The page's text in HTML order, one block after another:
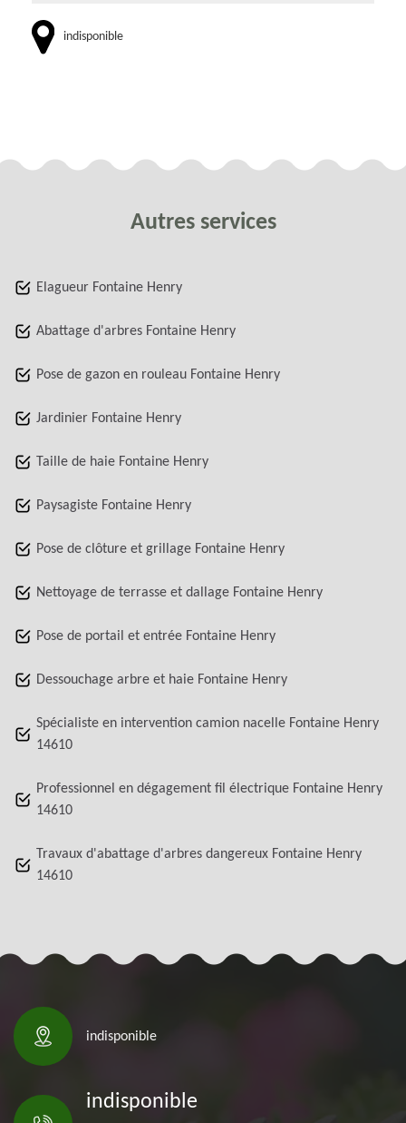
indisponible
Autres services
Elagueur Fontaine Henry
Abattage d'arbres Fontaine Henry
Pose de gazon en rouleau Fontaine Henry
Jardinier Fontaine Henry
Taille de haie Fontaine Henry
Paysagiste Fontaine Henry
Pose de clôture et grillage Fontaine Henry
Nettoyage de terrasse et dallage Fontaine Henry
Pose de portail et entrée Fontaine Henry
Dessouchage arbre et haie Fontaine Henry
Spécialiste en intervention camion nacelle Fontaine Henry
14610
Professionnel en dégagement fil électrique Fontaine Henry
14610
Travaux d'abattage d'arbres dangereux Fontaine Henry
14610
indisponible
indisponible